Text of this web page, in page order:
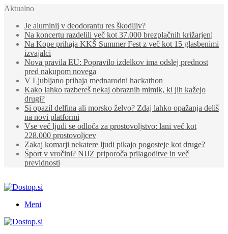
Aktualno
Je aluminij v deodorantu res škodljiv?
Na koncertu razdelili več kot 37.000 brezplačnih križarjenj
Na Kope prihaja KKŠ Summer Fest z več kot 15 glasbenimi
izvajalci
Nova pravila EU: Popravilo izdelkov ima odslej prednost
pred nakupom novega
V Ljubljano prihaja mednarodni hackathon
Kako lahko razbereš nekaj obraznih mimik, ki jih kažejo
drugi?
Si opazil delfina ali morsko želvo? Zdaj lahko opažanja deliš
na novi platformi
Vse več ljudi se odloča za prostovoljstvo: lani več kot
228.000 prostovoljcev
Zakaj komarji nekatere ljudi pikajo pogosteje kot druge?
Šport v vročini? NIJZ priporoča prilagoditve in več
previdnosti
Meni